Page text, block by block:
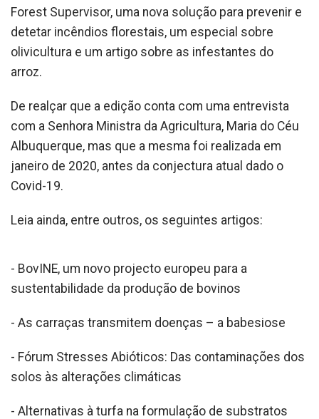
Forest Supervisor, uma nova solução para prevenir e
detetar incêndios florestais, um especial sobre
olivicultura e um artigo sobre as infestantes do
arroz.
De realçar que a edição conta com uma entrevista
com a Senhora Ministra da Agricultura, Maria do Céu
Albuquerque, mas que a mesma foi realizada em
janeiro de 2020, antes da conjectura atual dado o
Covid-19.
Leia ainda, entre outros, os seguintes artigos:
- BovINE, um novo projecto europeu para a
sustentabilidade da produção de bovinos
- As carraças transmitem doenças – a babesiose
- Fórum Stresses Abióticos: Das contaminações dos
solos às alterações climáticas
- Alternativas à turfa na formulação de substratos